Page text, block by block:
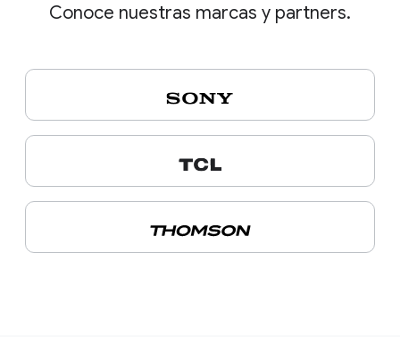
Conoce nuestras marcas y partners.